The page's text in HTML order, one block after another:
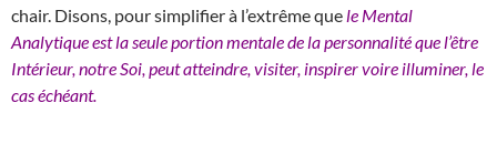
chair. Disons, pour simplifier à l’extrême que le Mental
Analytique est la seule portion mentale de la personnalité que l’être
Intérieur, notre Soi, peut atteindre, visiter, inspirer voire illuminer, le
cas échéant.